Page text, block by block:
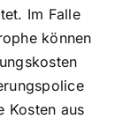
Im Falle
können
Kosten aus